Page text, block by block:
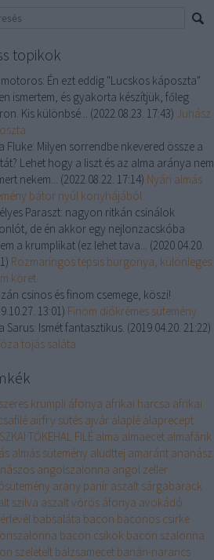
topikok
motoros: Én ezt eddig "Lucskos káposzta"
ismertem, és gyakorta készítjük, főleg
Kis különbsé... (2022.08.23. 17:43) Juhász
Fluke: Milyen sorrendbe nkevered össze a
Lehet hogy a liszt és az alma aránya nem
nekem... (2022.08.22. 17:14) Nyári almás
bátor nyúl konyhájából.
Paraszt: nagyon ritkán csinálok
de én akkor egy nejlonzacskóba
a krumplikat (ez lehet tava... (2020.04.20.
) Rozmaringos tepsis burgonya, különleges
köret.
csinos és finom csemege, köszi!
13:01) Finom diókrémes sütemény.
Sarus: Ismét fantasztikus. (2019.04.20. 21:22)
tojás saláta.
krumpli áfonya afrikai harcsa afrikai
airfry sütés ajvár alaplé alaprecept
TŐKEHAL FILÉ alma almaecet almafánk
almás sütemény aludttej amaránt ananász
angolszalonna angol zeller
arany panír aszalt sárgabarack
szilva aszalt vörös áfonya avokádó
babsaláta bacon baconos csirke
bacon csikok bacon szalonna
szeletelt balzsamecet banán-narancs